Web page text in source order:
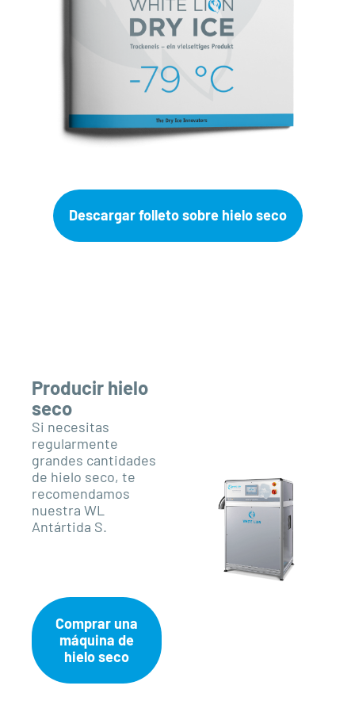
Descargar folleto sobre hielo seco
Producir hielo
seco
Si necesitas
regularmente
grandes cantidades
de hielo seco, te
recomendamos
nuestra WL
Antártida S.
Comprar una
máquina de
hielo seco